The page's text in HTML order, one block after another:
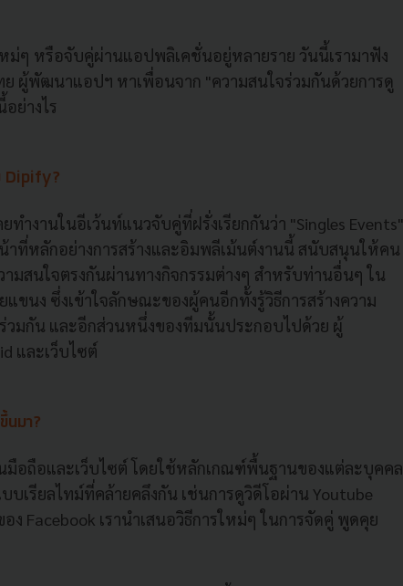
ๆ หรือจับคู่ผ่านแอปพลิเคชั่นอยู่หลายราย วันนี้เรามาฟัง
ผู้พัฒนาแอปฯ หาเพื่อนจาก "ความสนใจร่วมกันด้วยการดู
ย่างไร
Dipify?
ทำงานในอีเว้นท์แนวจับคู่ที่ฝรั่งเรียกกันว่า "Singles Events"
ที่หลักอย่างการสร้างและอิมพลีเม้นต์งานนี้ สนับสนุนให้คน
สนใจตรงกันผ่านทางกิจกรรมต่างๆ สำหรับท่านอื่นๆ ใน
ขนง ซึ่งเข้าใจลักษณะของผู้คนอีกทั้งรู้วิธีการสร้างความ
วมกัน และอีกส่วนหนึ่งของทีมนั้นประกอบไปด้วย ผู้
และเว็บไซต์
นมา?
อถือและเว็บไซต์ โดยใช้หลักเกณฑ์พื้นฐานของแต่ละบุคคล
บเรียลไทม์ที่คล้ายคลึงกัน เช่นการดูวิดีโอผ่าน Youtube
Facebook เรานำเสนอวิธีการใหม่ๆ ในการจัดคู่ พูดคุย